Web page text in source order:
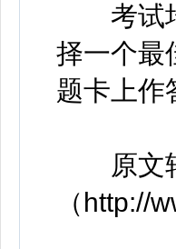
考试均
择一个最
题卡上作
原文转
（http://